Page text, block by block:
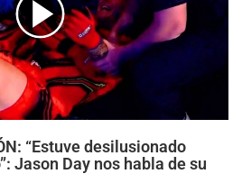
“Estuve desilusionado
Jason Day nos habla de su